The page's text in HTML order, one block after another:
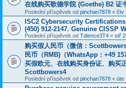
在线购买歌德学院 (Goethe) B2 证
Poslední příspěvek od pinchan7878 « čtv
ISC2 Cybersecurity
(450) 912-2147. Genuine CISSP
Poslední příspěvek od Tdience3T4 « stř
购买假人民币（微信：
民币（RMB)（WhatsApp：+49
买假欧元、在线购买身份证、购买
Scottbowers4
Poslední příspěvek od pinchan7878 « úte